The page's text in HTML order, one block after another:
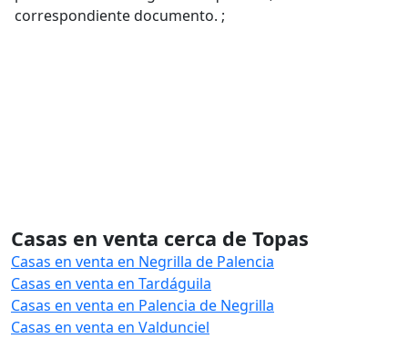
correspondiente documento. ;
Casas en venta cerca de Topas
Casas en venta en Negrilla de Palencia
Casas en venta en Tardáguila
Casas en venta en Palencia de Negrilla
Casas en venta en Valdunciel